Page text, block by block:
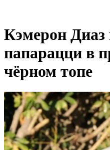
Кэмерон
папарацци в
чёрном топе